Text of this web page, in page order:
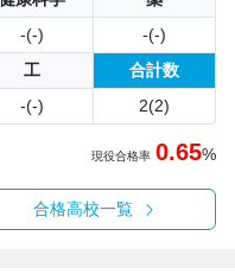
-(-)
-(-)
工
合計数
-(-) 2(2)
現役合格率 0.65%
合格高校一覧